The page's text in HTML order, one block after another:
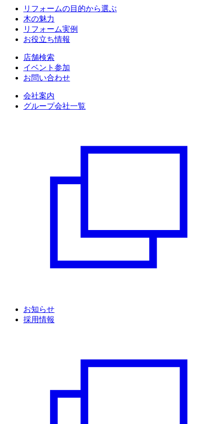
リフォームの目的から選ぶ
木の魅力
リフォーム実例
お役立ち情報
店舗検索
イベント参加
お問い合わせ
会社案内
グループ会社一覧
お知らせ
採用情報